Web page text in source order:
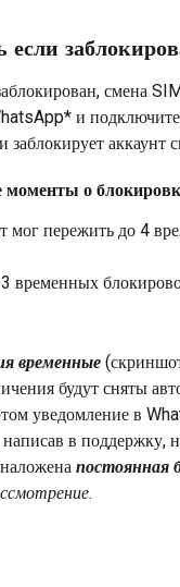
если
смена
и
заблокирует аккаунт
о
мог пережить до 4
временных
временные
будут сняты
уведомление в
в поддержку,
постоянная
.